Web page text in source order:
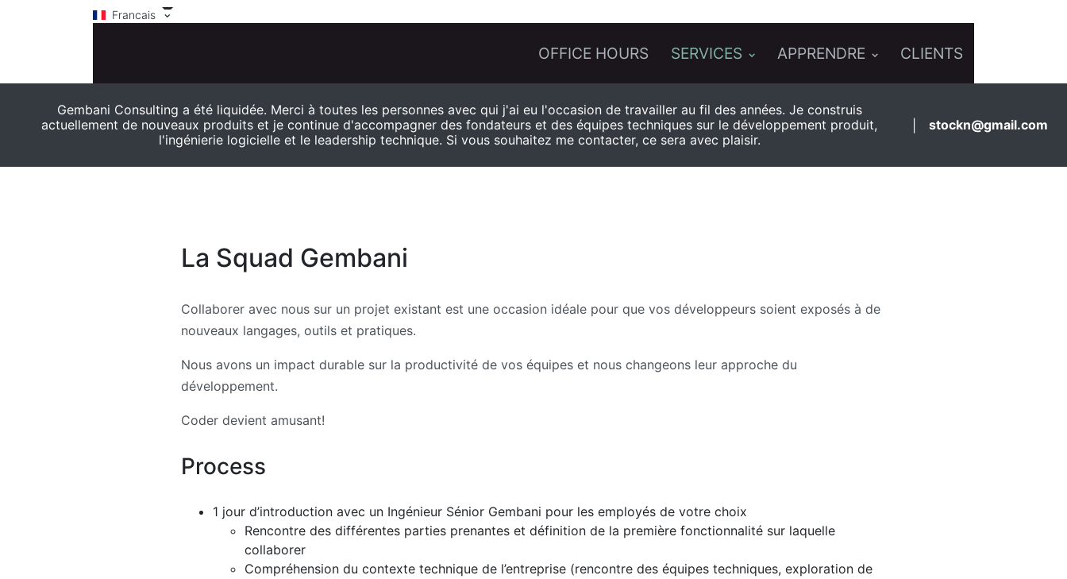
Francais
OFFICE HOURS SERVICES APPRENDRE CLIENTS
Gembani Consulting a été liquidée. Merci à toutes les personnes avec qui j'ai eu l'occasion de travailler au fil des années. Je construis
actuellement de nouveaux produits et je continue d'accompagner des fondateurs et des équipes techniques sur le développement produit,
l'ingénierie logicielle et le leadership technique. Si vous souhaitez me contacter, ce sera avec plaisir.
stockn@gmail.com
La Squad Gembani
Collaborer avec nous sur un projet existant est une occasion idéale pour que vos développeurs soient exposés à de
nouveaux langages, outils et pratiques.
Nous avons un impact durable sur la productivité de vos équipes et nous changeons leur approche du
développement.
Coder devient amusant!
Process
1 jour d’introduction avec un Ingénieur Sénior Gembani pour les employés de votre choix
Rencontre des différentes parties prenantes et définition de la première fonctionnalité sur laquelle
collaborer
Compréhension du contexte technique de l’entreprise (rencontre des équipes techniques, exploration de